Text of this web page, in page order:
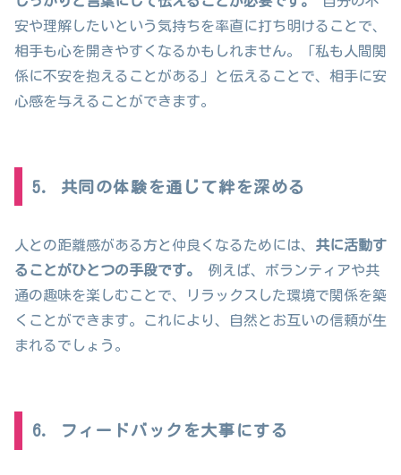
安や理解したいという気持ちを率直に打ち明けることで、
相手も心を開きやすくなるかもしれません。「私も人間関
係に不安を抱えることがある」と伝えることで、相手に安
心感を与えることができます。
5. 共同の体験を通じて絆を深める
人との距離感がある方と仲良くなるためには、 共に活動す
ることがひとつの手段です。
例えば、ボランティアや共
通の趣味を楽しむことで、リラックスした環境で関係を築
くことができます。これにより、自然とお互いの信頼が生
まれるでしょう。
6. フィードバックを大事にする